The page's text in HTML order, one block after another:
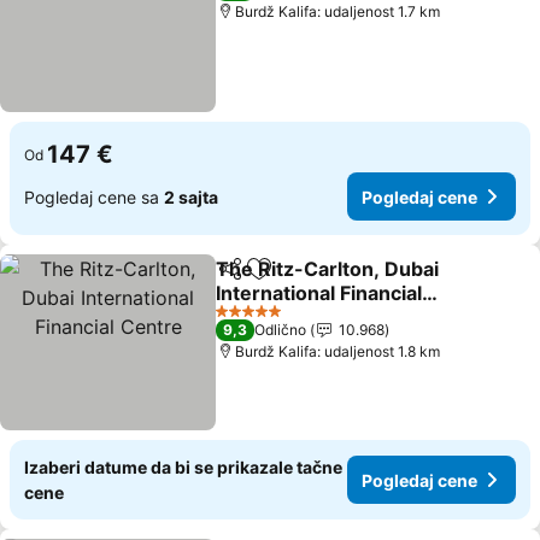
Burdž Kalifa: udaljenost 1.7 km
Od 147 €
Pogledaj cene sa 2 sajta Pogledaj cene
Deli Dodati u favorite
The Ritz-Carlton, Dubai
International Financial
Centre
Pogledaj cene
5 Zvezdice
9,3 Odlično
10.968
Burdž Kalifa: udaljenost 1.8 km
Izaberi datume da bi se prikazale tačne
cene
Pogledaj cene